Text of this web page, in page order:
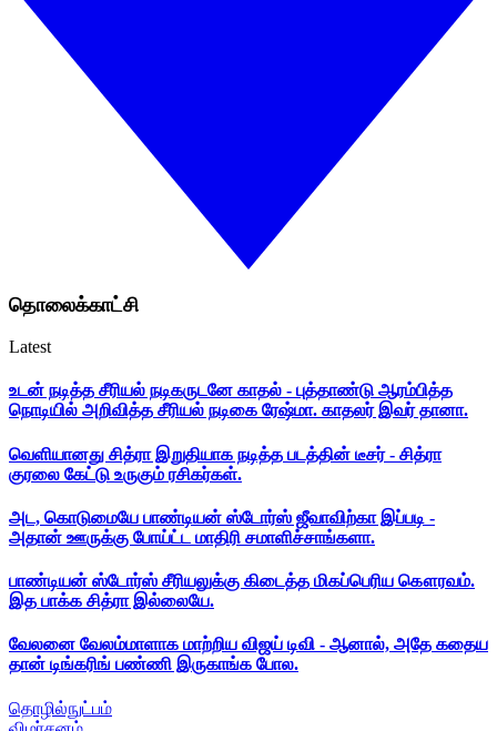
தொலைக்காட்சி
Latest
உடன் நடித்த சீரியல் நடிகருடனே காதல் - புத்தாண்டு ஆரம்பித்த
நொடியில் அறிவித்த சீரியல் நடிகை ரேஷ்மா. காதலர் இவர் தானா.
வெளியானது சித்ரா இறுதியாக நடித்த படத்தின் டீசர் - சித்ரா
குரலை கேட்டு உருகும் ரசிகர்கள்.
அட, கொடுமையே பாண்டியன் ஸ்டோர்ஸ் ஜீவாவிற்கா இப்படி -
அதான் ஊருக்கு போய்ட்ட மாதிரி சமாளிச்சாங்களா.
பாண்டியன் ஸ்டோர்ஸ் சீரியலுக்கு கிடைத்த மிகப்பெரிய கௌரவம்.
இத பாக்க சித்ரா இல்லையே.
வேலனை வேலம்மாளாக மாற்றிய விஜய் டிவி - ஆனால், அதே கதைய
தான் டிங்கரிங் பண்ணி இருகாங்க போல.
தொழில்நுட்பம்